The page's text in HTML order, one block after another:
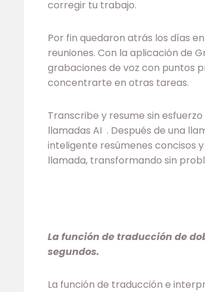
corregir tu trabajo.
Por fin quedaron atrás los días
reuniones. Con la aplicación de
grabaciones de voz con puntos
concentrarte en otras tareas.
Transcribe y resume sin
llamadas AI . Después de una
inteligente resúmenes concisos
llamada, transformando sin
La función de traducción de
segundos.
La función de traducción e